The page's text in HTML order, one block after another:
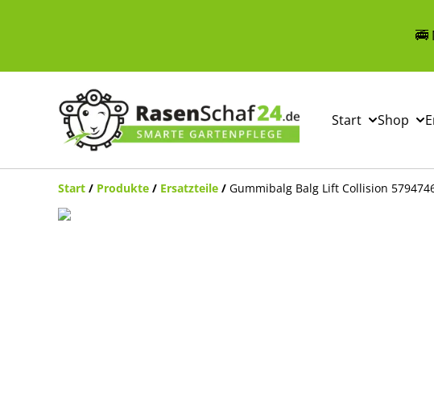
🚎
Start Shop
Start / Produkte / Ersatzteile / Gummibalg Balg Lift Collision